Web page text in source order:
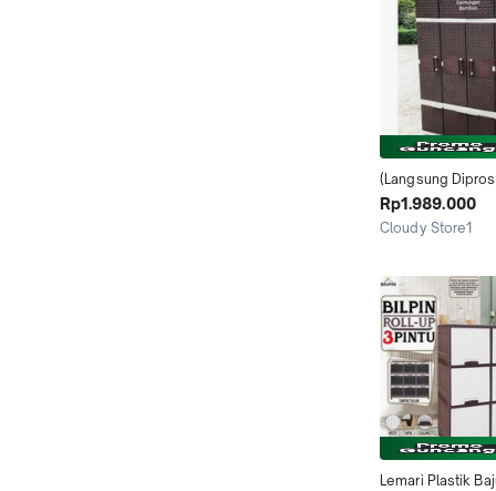
(Langsung
SUPER lemari
plastik akako 4
Gantung A4G-141
Rp1.989.000
Cloudy Store1
Lemari Plastik